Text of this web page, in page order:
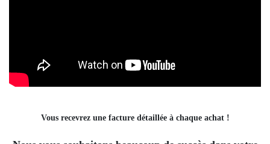
Vous recevrez une facture détaillée à chaque achat !